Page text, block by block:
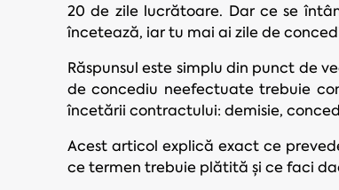
20 de zile lucrătoare. Dar ce se
încetează, iar tu mai ai zile de
Răspunsul este simplu din punct de
de concediu neefectuate trebuie
încetării contractului: demisie,
Acest articol explică exact ce
ce termen trebuie plătită și ce faci